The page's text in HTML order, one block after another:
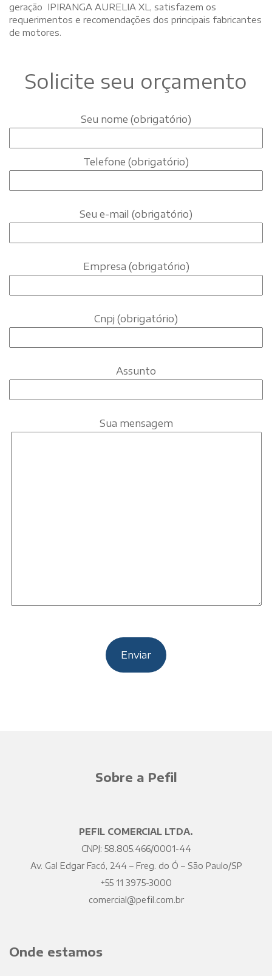
geração IPIRANGA AURELIA XL, satisfazem os
requerimentos e recomendações dos principais fabricantes
de motores.
Solicite seu orçamento
Seu nome (obrigatório)
Telefone (obrigatório)
Seu e-mail (obrigatório)
Empresa (obrigatório)
Cnpj (obrigatório)
Assunto
Sua mensagem
Sobre a Pefil
PEFIL COMERCIAL LTDA.
CNPJ: 58.805.466/0001-44
Av. Gal Edgar Facó, 244 – Freg. do Ó – São Paulo/SP
+55 11 3975-3000
comercial@pefil.com.br
Onde estamos